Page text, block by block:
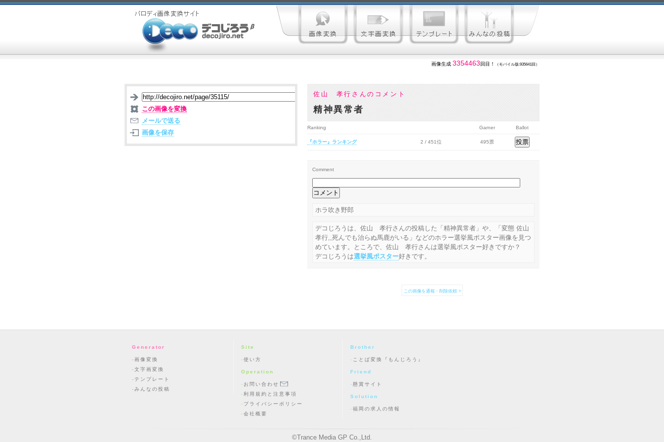
画像生成 3354463 回目！ （モバイル版:935641回）
佐山 孝行さんのコメント
精神異常者
この画像を変換
メールで送る
画像を保存
Ranking Garner Ballot
『ホラー』ランキング 2 / 451位 495票
Comment
ホラ吹き野郎
デコじろうは、佐山 孝行さんの投稿した「精神異常者」や、「変態 佐山
孝行,,死んでも治らぬ馬鹿がいる」などのホラー選挙風ポスター画像を見つ
めています。ところで、佐山 孝行さんは選挙風ポスター好きですか？
デコじろうは選挙風ポスター好きです。
この画像を通報・削除依頼 >
Generator
画像変換
文字画変換
テンプレート
みんなの投稿
Site
使い方
Operation
お問い合わせ
利用規約と注意事項
プライバシーポリシー
会社概要
Brother
ことば変換『もんじろう』
Friend
懸賞サイト
Solution
福岡の求人の情報
©Trance Media GP Co.,Ltd.